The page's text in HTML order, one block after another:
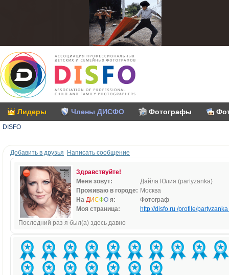
Лидеры Члены ДИСФО Фотографы
DISFO
Добавить в друзья Написать сообщение
Здравствуйте!
Меня зовут:
Дайла Юлия (partyzanka)
Проживаю в городе: Москва
На ДИСФО я:
Фотограф
Моя страница:
http://disfo.ru /profile/partyzanka
Последний раз я был(а) здесь давно